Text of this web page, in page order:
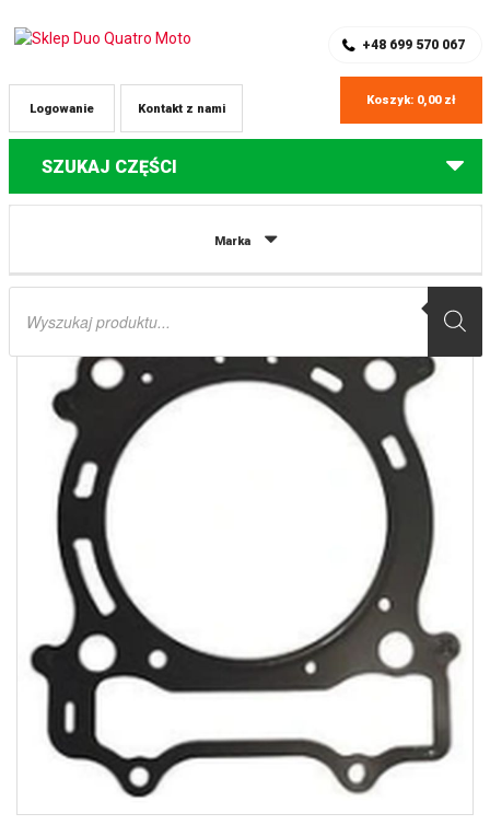
+48 699 570 067
Kontakt z nami
Logowanie
Koszyk: 0,00 zł
SZUKAJ CZĘŚCI
Marka
Wyszukiwarka
Części do quadów Yamaha